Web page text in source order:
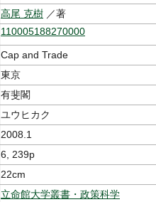
高尾 克樹 ／著
110005188270000
Cap and Trade
東京
有斐閣
ユウヒカク
2008.1
6, 239p
22cm
立命館大学叢書・政策科学